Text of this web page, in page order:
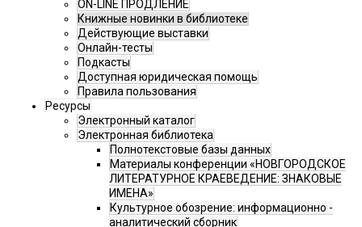
ON-LINE ПРОДЛЕНИЕ
Книжные новинки в библиотеке
Действующие выставки
Онлайн-тесты
Подкасты
Доступная юридическая помощь
Правила пользования
Ресурсы
Электронный каталог
Электронная библиотека
Полнотекстовые базы данных
Материалы конференции «НОВГОРОДСКОЕ
ЛИТЕРАТУРНОЕ КРАЕВЕДЕНИЕ: ЗНАКОВЫЕ
ИМЕНА»
Культурное обозрение: информационно -
аналитический сборник